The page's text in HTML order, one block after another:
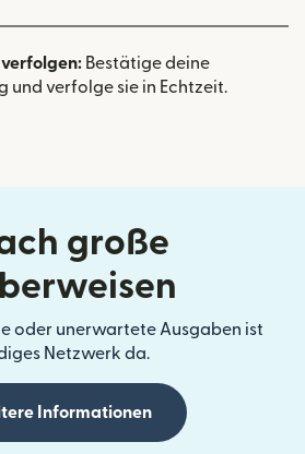
verfolgen: Bestätige deine
und verfolge sie in Echtzeit.
große
oder unerwartete Ausgaben ist
Netzwerk da.
Informationen